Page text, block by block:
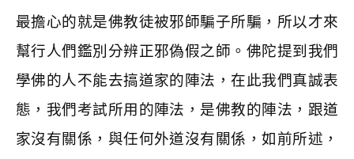
最擔心的就是佛教徒被邪師騙子所騙，所以才來
幫行人們鑑別分辨正邪偽假之師。佛陀提到我們
學佛的人不能去搞道家的陣法，在此我們真誠表
態，我們考試所用的陣法，是佛教的陣法，跟道
家沒有關係，與任何外道沒有關係，如前所述，